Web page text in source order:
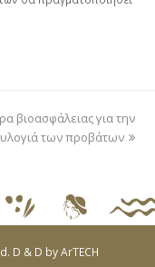
βιοασφάλειας για την
των προβάτων
D & D byArTECH